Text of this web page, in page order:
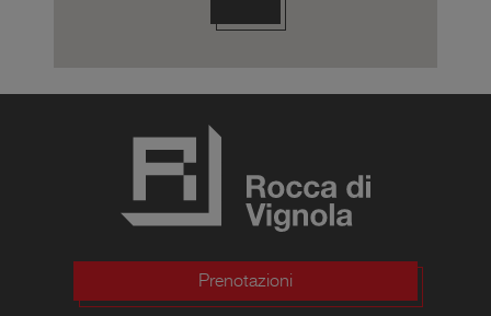
Prenotazioni